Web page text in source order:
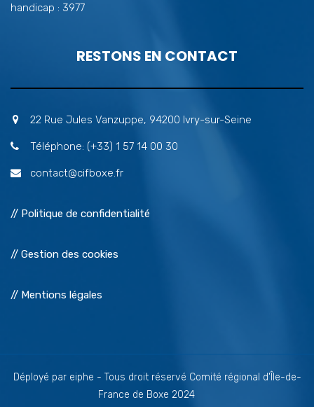
handicap : 3977
RESTONS EN CONTACT
22 Rue Jules Vanzuppe, 94200 Ivry-sur-Seine
Téléphone: (+33) 1 57 14 00 30
contact@cifboxe.fr
// Politique de confidentialité
// Gestion des cookies
// Mentions légales
Déployé par eiphe - Tous droit réservé Comité régional d'Île-de-
France de Boxe 2024